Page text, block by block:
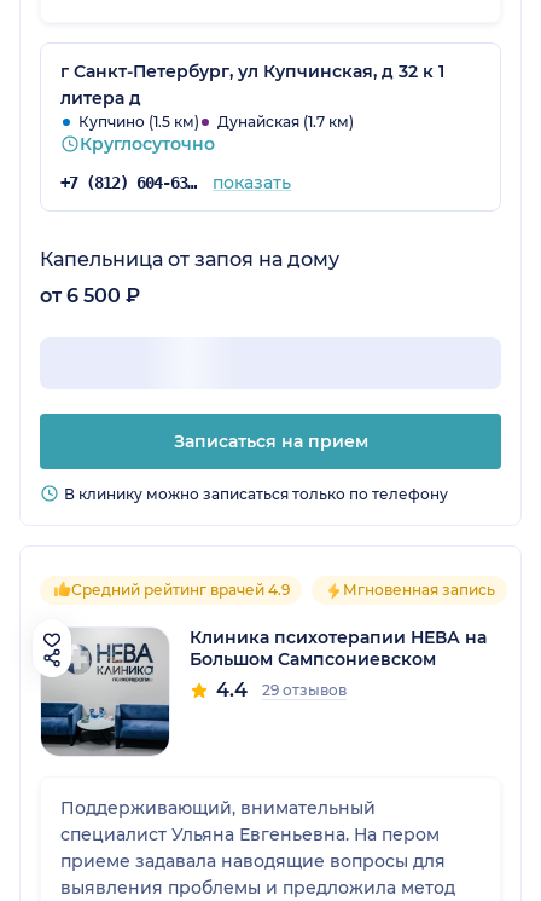
персоналу.
г Санкт-Петербург, ул Купчинская, д 32 к 1
литера д
Купчино (1.5 км) Дунайская (1.7 км)
Круглосуточно
+7 (812) 604-63-50 показать
Капельница от запоя на дому
от 6 500 ₽
Записаться на прием
В клинику можно записаться только по телефону
Средний рейтинг врачей 4.9 Мгновенная запись
Клиника психотерапии НЕВА на
Большом Сампсониевском
4.4 29 отзывов
Поддерживающий, внимательный
специалист Ульяна Евгеньевна. На пером
приеме задавала наводящие вопросы для
выявления проблемы и предложила метод